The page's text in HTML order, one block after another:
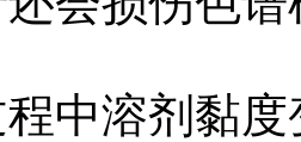
中溶剂黏